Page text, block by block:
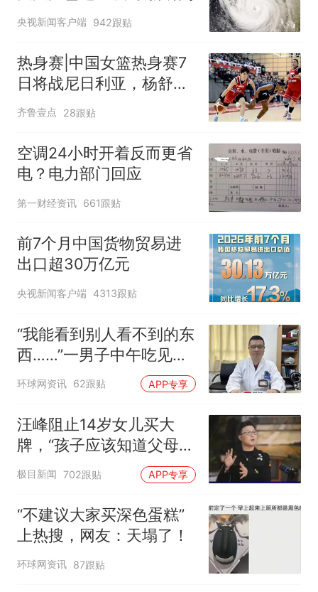
央视新闻客户端 942跟贴
热身赛|中国女篮热身赛7
日将战尼日利亚，杨舒予
有望出战
齐鲁壹点 28跟贴
空调24小时开着反而更省
电？电力部门回应
第一财经资讯 661跟贴
前7个月中国货物贸易进
出口超30万亿元
央视新闻客户端 4313跟贴
“我能看到别人看不到的东
西……”一男子中午吃见手
青没事，晚上再吃却出现
环球网资讯 62跟贴 APP专享
汪峰阻止14岁女儿买大
牌，“孩子应该知道父母的
不易”，称自己买衣服80%
极目新闻 702跟贴 APP专享
“不建议大家买深色蛋糕”
上热搜，网友：天塌了！
环球网资讯 87跟贴